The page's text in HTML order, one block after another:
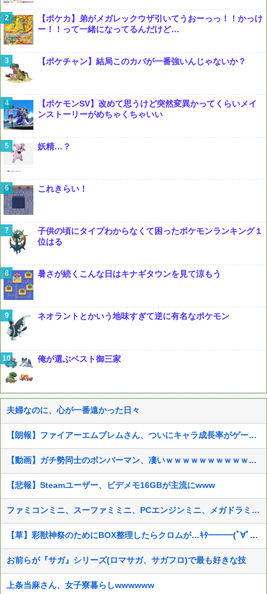
【ポケカ】弟がメガレックウザ引いてうおーっっ！！かっけ
ー！！って一緒になってるんだけど…
【ポケチャン】結局このカバが一番強いんじゃないか？
【ポケモンSV】改めて思うけど突然変異かってくらいメイ
ンストーリーがめちゃくちゃいい
妖精…？
これきらい！
子供の頃にタイプわからなくて困ったポケモンランキング１
位はる
暑さが続くこんな日はキナギタウンを見て涼もう
ネオラントとかいう地味すぎて逆に有名なポケモン
俺が選ぶベスト御三家
夫婦なのに、心が一番遠かった日々
【朗報】ファイアーエムブレムさん、ついにキャラ成長率がゲーム内で見れるようになる
【動画】ガチ勢同士のボンバーマン、凄いｗｗｗｗｗｗｗｗｗｗｗｗ
【悲報】Steamユーザー、ビデメモ16GBが主流にwww
ファミコンミニ、スーファミミニ、PCエンジンミニ、メガドラミニ、ネオジオミニ
【草】彩獣神祭のためにBOX整理したらクロムが…ｷﾀ━━━(ﾟ∀ﾟ)━━━!!
お前らが『サガ』シリーズ(ロマサガ、サガフロ)で最も好きな技
上条当麻さん、女子寮暮らしwwwwww